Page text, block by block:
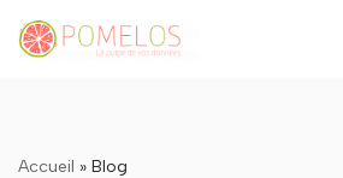
Aller
Accueil » Blog